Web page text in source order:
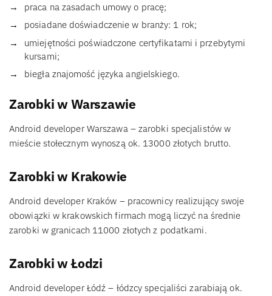
praca na zasadach umowy o pracę;
posiadane doświadczenie w branży: 1 rok;
umiejętności poświadczone certyfikatami i przebytymi
kursami;
biegła znajomość języka angielskiego.
Zarobki w Warszawie
Android developer Warszawa – zarobki specjalistów w
mieście stołecznym wynoszą ok. 13000 złotych brutto.
Zarobki w Krakowie
Android developer Kraków – pracownicy realizujący swoje
obowiązki w krakowskich firmach mogą liczyć na średnie
zarobki w granicach 11000 złotych z podatkami.
Zarobki w Łodzi
Android developer Łódź – łódzcy specjaliści zarabiają ok.